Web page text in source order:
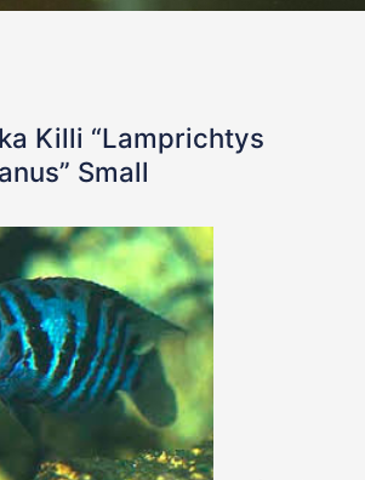
Killi “Lamprichtys
Small